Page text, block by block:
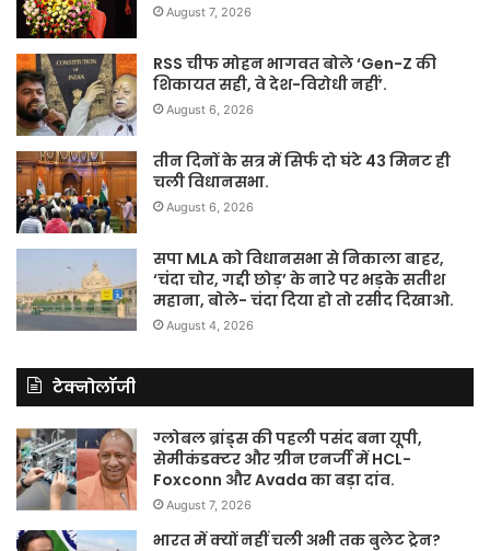
August 7, 2026
RSS चीफ मोहन भागवत बोले ‘Gen-Z की
शिकायत सही, वे देश-विरोधी नहीं’.
August 6, 2026
तीन दिनों के सत्र में सिर्फ दो घंटे 43 मिनट ही
चली विधानसभा.
August 6, 2026
सपा MLA को विधानसभा से निकाला बाहर,
‘चंदा चोर, गद्दी छोड़’ के नारे पर भड़के सतीश
महाना, बोले- चंदा दिया हो तो रसीद दिखाओ.
August 4, 2026
टेक्नोलॉजी
ग्लोबल ब्रांड्स की पहली पसंद बना यूपी,
सेमीकंडक्टर और ग्रीन एनर्जी में HCL-
Foxconn और Avada का बड़ा दांव.
August 7, 2026
भारत में क्यों नहीं चली अभी तक बुलेट ट्रेन?